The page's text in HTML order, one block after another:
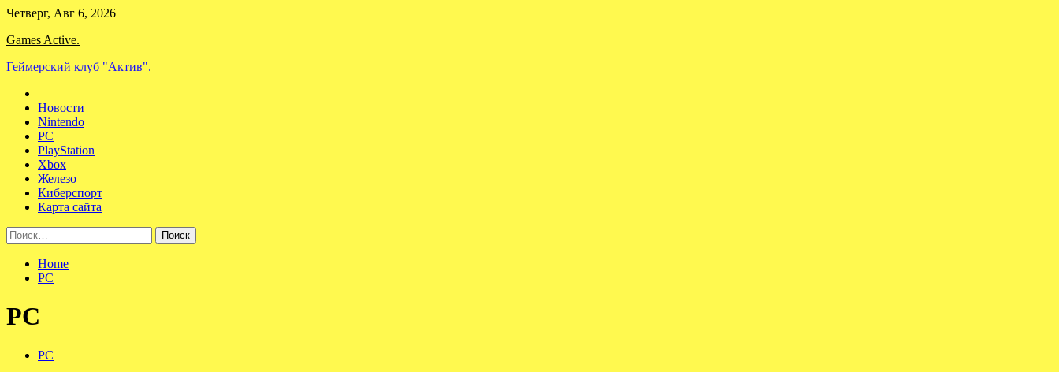
Skip
content
Четверг, Авг 6, 2026
Games Active.
Геймерский клуб "Актив".
Новости
Nintendo
PC
PlayStation
Xbox
Железо
Киберспорт
Карта сайта
Найти:
Home
PC
PC
PC